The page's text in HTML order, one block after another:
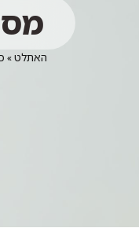
האתלט»